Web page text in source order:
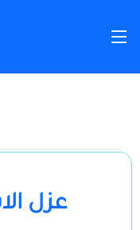
عزل